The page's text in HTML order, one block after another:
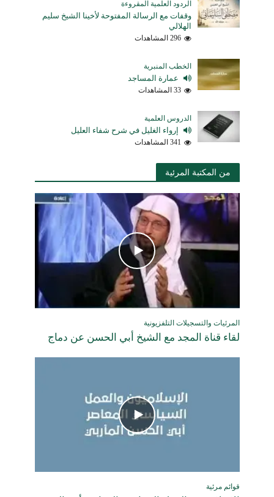
الردود العلمية المقروءة
وقفات مع الرسالة المفتوحة لأخينا الشيخ سليم
الهلالي
296 المشاهدات
الخطب المنبرية
عمارة المساجد
33 المشاهدات
الدروس العلمية
إرواء الغليل في شرح شفاء العليل
341 المشاهدات
من المكتبة المرئية
المرئيات والتسجيلات التلفزيونية
لقاء قناة المجد مع الشيخ أبي الحسن عن دماج
قوائم مرئية